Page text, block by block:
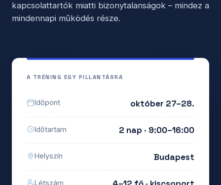
kapcsolattartók miatti bizonytalanságok – mindez a
mindennapi működés része.
A TRÉNING EGY PILLANTÁSRA
Időpont október 27–28.
Időtartam 2 nap · 9:00–16:00
Helyszín Budapest
Létszám